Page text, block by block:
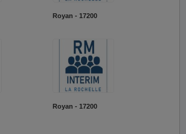
Royan - 17200
Royan - 17200